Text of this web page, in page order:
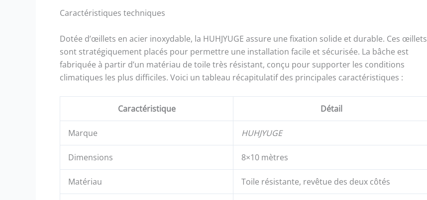
Caractéristiques techniques
Dotée d’œillets en acier inoxydable, la HUHJYUGE assure une fixation solide et durable. Ces œillets
sont stratégiquement placés pour permettre une installation facile et sécurisée. La bâche est
fabriquée à partir d’un matériau de toile très résistant, conçu pour supporter les conditions
climatiques les plus difficiles. Voici un tableau récapitulatif des principales caractéristiques :
Caractéristique Détail
Marque HUHJYUGE
Dimensions 8×10 mètres
Matériau Toile résistante, revêtue des deux côtés